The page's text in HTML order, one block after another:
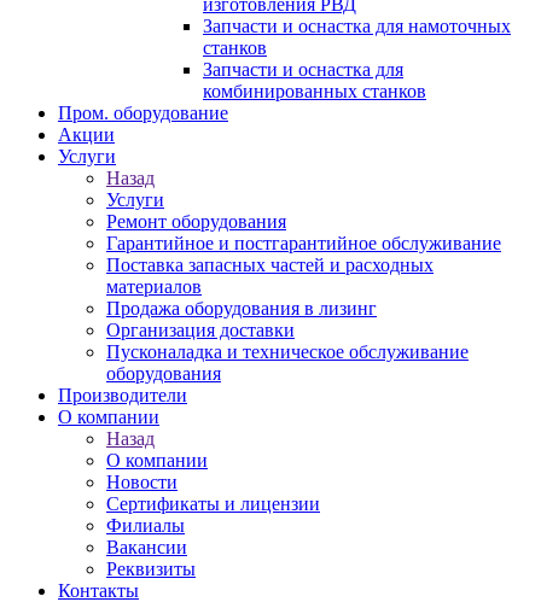
изготовления РВД
Запчасти и оснастка для намоточных
станков
Запчасти и оснастка для
комбинированных станков
Пром. оборудование
Акции
Услуги
Назад
Услуги
Ремонт оборудования
Гарантийное и постгарантийное обслуживание
Поставка запасных частей и расходных
материалов
Продажа оборудования в лизинг
Организация доставки
Пусконаладка и техническое обслуживание
оборудования
Производители
О компании
Назад
О компании
Новости
Сертификаты и лицензии
Филиалы
Вакансии
Реквизиты
Контакты